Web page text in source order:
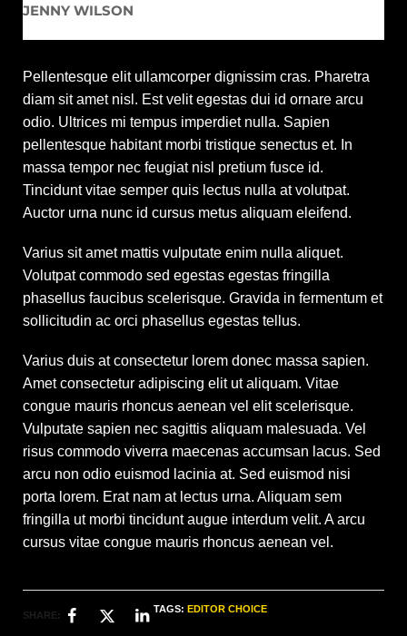
JENNY WILSON
Pellentesque elit ullamcorper dignissim cras. Pharetra
diam sit amet nisl. Est velit egestas dui id ornare arcu
odio. Ultrices mi tempus imperdiet nulla. Sapien
pellentesque habitant morbi tristique senectus et. In
massa tempor nec feugiat nisl pretium fusce id.
Tincidunt vitae semper quis lectus nulla at volutpat.
Auctor urna nunc id cursus metus aliquam eleifend.
Varius sit amet mattis vulputate enim nulla aliquet.
Volutpat commodo sed egestas egestas fringilla
phasellus faucibus scelerisque. Gravida in fermentum et
sollicitudin ac orci phasellus egestas tellus.
Varius duis at consectetur lorem donec massa sapien.
Amet consectetur adipiscing elit ut aliquam. Vitae
congue mauris rhoncus aenean vel elit scelerisque.
Vulputate sapien nec sagittis aliquam malesuada. Vel
risus commodo viverra maecenas accumsan lacus. Sed
arcu non odio euismod lacinia at. Sed euismod nisi
porta lorem. Erat nam at lectus urna. Aliquam sem
fringilla ut morbi tincidunt augue interdum velit. A arcu
cursus vitae congue mauris rhoncus aenean vel.
SHARE:
TAGS: EDITOR CHOICE